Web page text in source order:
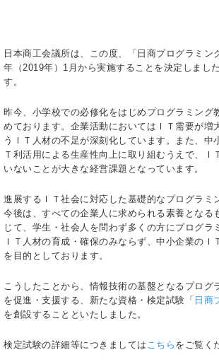
日本商工会議所は、この度、「日商プログラミン
年（2019年）1月から実施することを決定しまし
す。
昨今、小学校での必修化をはじめプログラミング
めております。企業活動においてはＩＴ需要が増
うＩＴ人材の不足が深刻化しています。また、中
Ｔ利活用による生産性向上に取り組むうえで、Ｉ
いないことが大きな経営課題となっています。
進展するＩＴ社会に対応した基礎的なプログラミ
今後は、すべての企業人に求められる素養となる
じて、学生・社会人を問わず多くの方にプログラ
ＩＴ人材の育成・確保のみならず、中小企業のＩ
を目的としております。
こうしたことから、情報技術の基盤となるプログ
を促進・支援する、新たな資格・検定試験「 日商
を創設することといたしました。
検定試験の詳細等につきましては こちら をご覧く